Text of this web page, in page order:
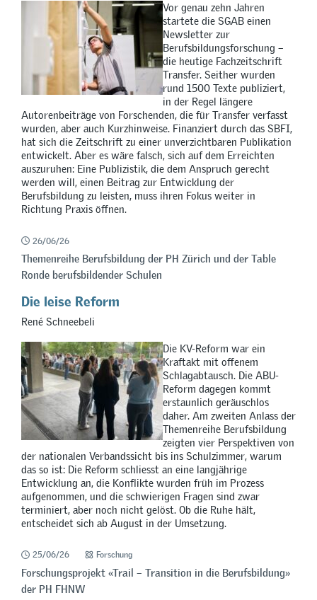
Vor genau zehn Jahren
startete die SGAB einen
Newsletter zur
Berufsbildungsforschung –
die heutige Fachzeitschrift
Transfer. Seither wurden
rund 1500 Texte publiziert,
in der Regel längere
Autorenbeiträge von Forschenden, die für Transfer verfasst
wurden, aber auch Kurzhinweise. Finanziert durch das SBFI,
hat sich die Zeitschrift zu einer unverzichtbaren Publikation
entwickelt. Aber es wäre falsch, sich auf dem Erreichten
auszuruhen: Eine Publizistik, die dem Anspruch gerecht
werden will, einen Beitrag zur Entwicklung der
Berufsbildung zu leisten, muss ihren Fokus weiter in
Richtung Praxis öffnen.
26/06/26
Themenreihe Berufsbildung der PH Zürich und der Table
Ronde berufsbildender Schulen
Die leise Reform
René Schneebeli
Die KV-Reform war ein
Kraftakt mit offenem
Schlagabtausch. Die ABU-
Reform dagegen kommt
erstaunlich geräuschlos
daher. Am zweiten Anlass der
Themenreihe Berufsbildung
zeigten vier Perspektiven von
der nationalen Verbandssicht bis ins Schulzimmer, warum
das so ist: Die Reform schliesst an eine langjährige
Entwicklung an, die Konflikte wurden früh im Prozess
aufgenommen, und die schwierigen Fragen sind zwar
terminiert, aber noch nicht gelöst. Ob die Ruhe hält,
entscheidet sich ab August in der Umsetzung.
25/06/26 Forschung
Forschungsprojekt «Trail – Transition in die Berufsbildung»
der PH FHNW